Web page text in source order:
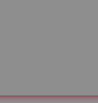
но никогда сам
В этой ситуации
— тогда важно